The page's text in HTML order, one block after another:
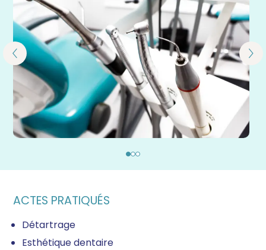
ACTES PRATIQUÉS
Détartrage
Esthétique dentaire